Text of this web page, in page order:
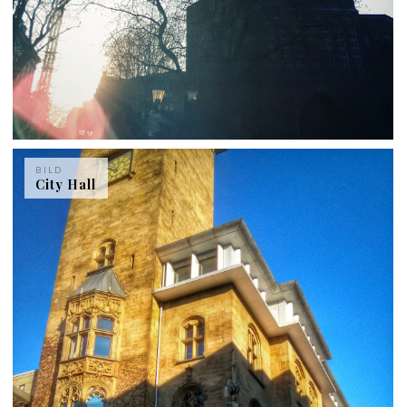
BILD
City Hall